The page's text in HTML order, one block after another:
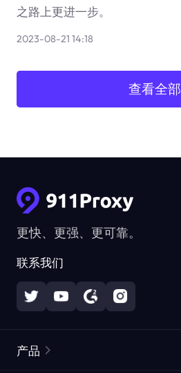
之路上更进一步。
2023-08-21 14:18
查看全部
更快、更强、更可靠。
联系我们
产品